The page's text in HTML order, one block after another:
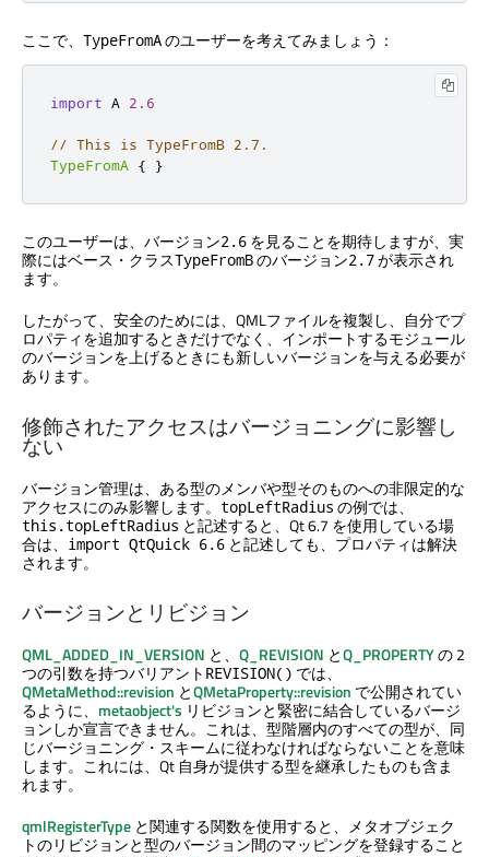
ここで、 TypeFromAのユーザーを考えてみましょう：
import A 2.6
// This is TypeFromB 2.7.
TypeFromA { }
このユーザーは、バージョン2.6 を見ることを期待しますが、実
際にはベース・クラスTypeFromBのバージョン2.7が表示され
ます。
したがって、安全のためには、QMLファイルを複製し、自分でプ
ロパティを追加するときだけでなく、インポートするモジュール
のバージョンを上げるときにも新しいバージョンを与える必要が
あります。
修飾されたアクセスはバージョニングに影響し
ない
バージョン管理は、ある型のメンバや型そのものへの非限定的な
アクセスにのみ影響します。 topLeftRadius の例では、
this.topLeftRadius と記述すると、Qt 6.7 を使用している場
合は、 import QtQuick 6.6 と記述しても、プロパティは解決
されます。
バージョンとリビジョン
QML_ADDED_IN_VERSION と、 Q_REVISION とQ_PROPERTYの 2
つの引数を持つバリアント REVISION() では、
QMetaMethod::revision とQMetaProperty::revision で公開されてい
るように、 metaobject's リビジョンと緊密に結合しているバージ
ョンしか宣言できません。これは、型階層内のすべての型が、同
じバージョニング・スキームに従わなければならないことを意味
します。これには、Qt 自身が提供する型を継承したものも含ま
れます。
qmlRegisterType と関連する関数を使用すると、メタオブジェク
トのリビジョンと型のバージョン間のマッピングを登録すること